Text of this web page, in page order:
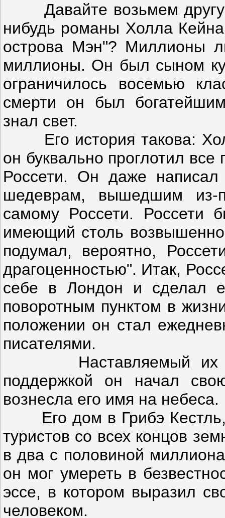
Давайте возьмем
нибудь романы Холла
острова Мэн"? Миллионы
миллионы. Он был сыном
ограничилось восемью
смерти он был
знал свет.
Его история такова:
он буквально проглотил все
Россети. Он даже
шедеврам, вышедшим из-
самому Россети. Россети
имеющий столь
подумал, вероятно,
драгоценностью". Итак,
себе в Лондон и сделал
поворотным пунктом в
положении он стал
писателями.
Наставляемый их
поддержкой он начал
вознесла его имя на небеса.
Его дом в Грибэ Кестль,
туристов со всех концов
в два с половиной
он мог умереть в
эссе, в котором выразил
человеком.